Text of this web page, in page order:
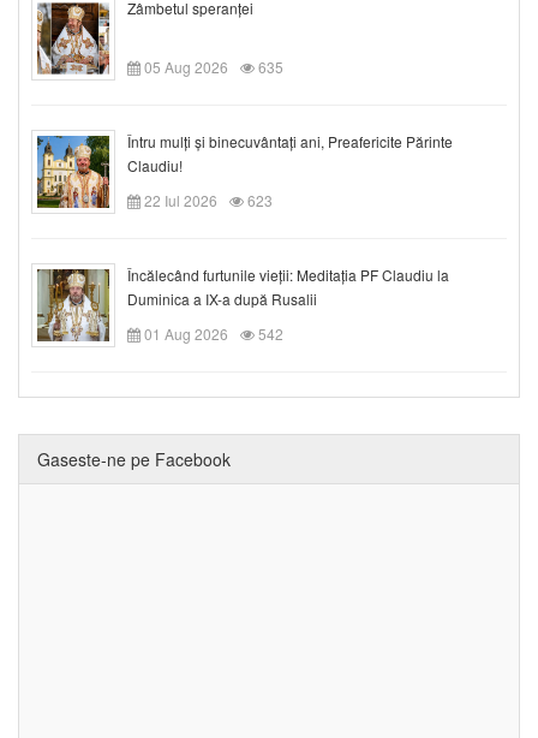
Zâmbetul speranței
05 Aug 2026 635
Întru mulți și binecuvântați ani, Preafericite Părinte
Claudiu!
22 Iul 2026
623
Încălecând furtunile vieții: Meditația PF Claudiu la
Duminica a IX-a după Rusalii
01 Aug 2026
542
Gaseste-ne pe Facebook